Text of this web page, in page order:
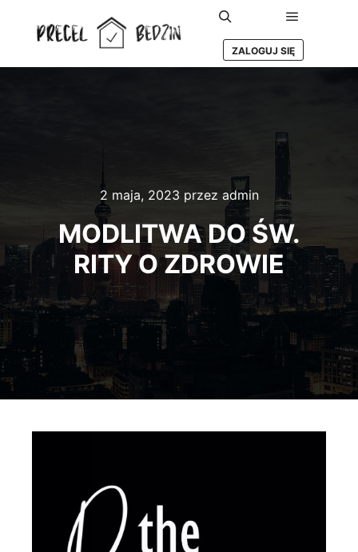
Szukaj Główne
ZALOGUJ SIĘ
2 maja, 2023 przez admin
MODLITWA DO ŚW.
RITY O ZDROWIE